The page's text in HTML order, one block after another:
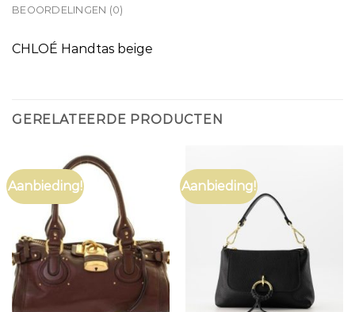
BEOORDELINGEN (0)
CHLOÉ Handtas beige
GERELATEERDE PRODUCTEN
Aanbieding! Aanbieding!